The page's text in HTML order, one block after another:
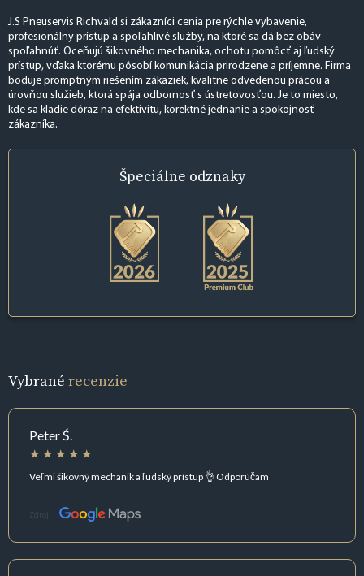
J.S Pneuservis Richvald si zákazníci cenia pre rýchle vybavenie,
profesionálny prístup a spoľahlivé služby, na ktoré sa dá bez obáv
spoľahnúť. Oceňujú šikovného mechanika, ochotu pomôcť aj ľudský
prístup, vďaka ktorému pôsobí komunikácia prirodzene a príjemne. Firma
boduje promptným riešením zákaziek, kvalitne odvedenou prácou a
úrovňou služieb, ktorá spája odbornosť s ústretovosťou. Je to miesto,
kde sa kladie dôraz na efektivitu, korektné jednanie a spokojnosť
zákazníka.
Špeciálne odznaky
Vybrané recenzie
Peter Ś.
Veľmi šikovný mechanik a ľudský prístup 👌 Odporúčam
Zdroj: